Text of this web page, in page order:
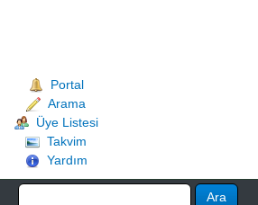
Portal
Arama
Üye Listesi
Takvim
Yardım